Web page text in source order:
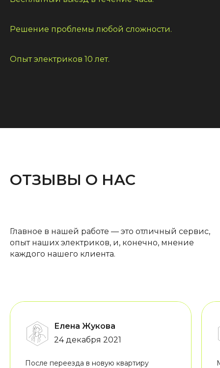
Решение проблемы любой сложности.
Опыт электриков 10 лет.
ОТЗЫВЫ О НАС
Главное в нашей работе — это отличный сервис,
опыт наших электриков, и, конечно, мнение
каждого нашего клиента.
Елена Жукова
24 декабря 2021
После переезда в новую квартиру